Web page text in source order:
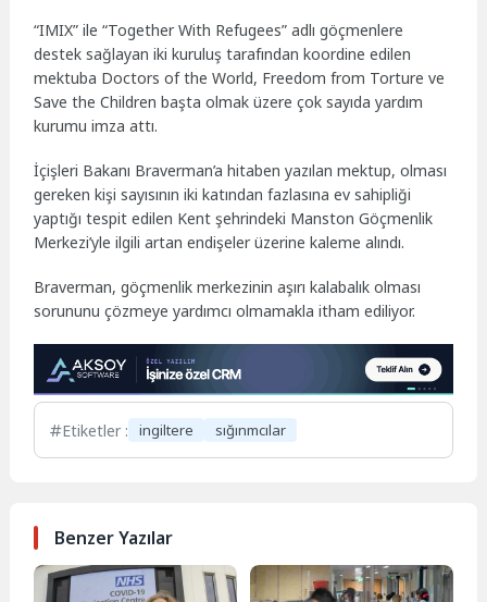
“IMIX” ile “Together With Refugees” adlı göçmenlere
destek sağlayan iki kuruluş tarafından koordine edilen
mektuba Doctors of the World, Freedom from Torture ve
Save the Children başta olmak üzere çok sayıda yardım
kurumu imza attı.
İçişleri Bakanı Braverman’a hitaben yazılan mektup, olması
gereken kişi sayısının iki katından fazlasına ev sahipliği
yaptığı tespit edilen Kent şehrindeki Manston Göçmenlik
Merkezi’yle ilgili artan endişeler üzerine kaleme alındı.
Braverman, göçmenlik merkezinin aşırı kalabalık olması
sorununu çözmeye yardımcı olmamakla itham ediliyor.
Etiketler : ingiltere sığınmcılar
Benzer Yazılar